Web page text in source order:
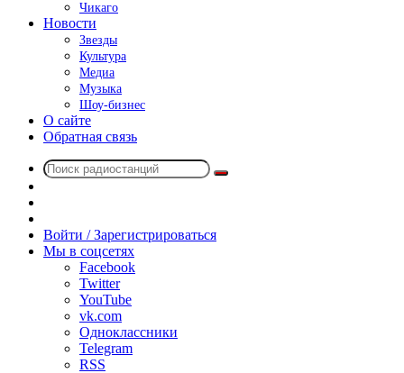
Чикаго
Новости
Звезды
Культура
Медиа
Музыка
Шоу-бизнес
О сайте
Обратная связь
Поиск
радио
Войти / Зарегистрироваться
Мы в соцсетях
Facebook
Twitter
YouTube
vk.com
Одноклассники
Telegram
RSS